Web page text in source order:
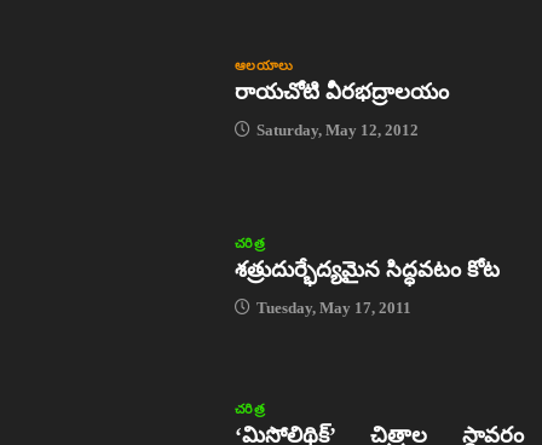
ఆలయాలు
రాయచోటి వీరభద్రాలయం
Saturday, May 12, 2012
చరిత్ర
శత్రుదుర్భేద్యమైన సిద్ధవటం కోట
Tuesday, May 17, 2011
చరిత్ర
‘మిసోలిథిక్‌’ చిత్రాల స్థావరం